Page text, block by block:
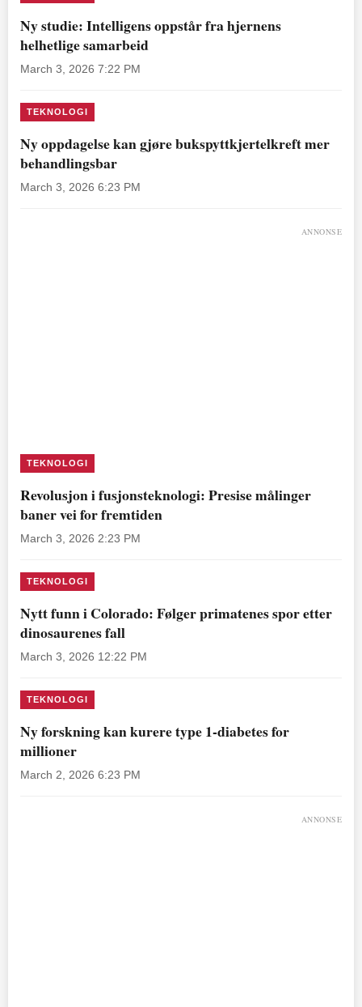
Ny studie: Intelligens oppstår fra hjernens
helhetlige samarbeid
March 3, 2026 7:22 PM
TEKNOLOGI
Ny oppdagelse kan gjøre bukspyttkjertelkreft mer
behandlingsbar
March 3, 2026 6:23 PM
ANNONSE
TEKNOLOGI
Revolusjon i fusjonsteknologi: Presise målinger
baner vei for fremtiden
March 3, 2026 2:23 PM
TEKNOLOGI
Nytt funn i Colorado: Følger primatenes spor etter
dinosaurenes fall
March 3, 2026 12:22 PM
TEKNOLOGI
Ny forskning kan kurere type 1-diabetes for
millioner
March 2, 2026 6:23 PM
ANNONSE